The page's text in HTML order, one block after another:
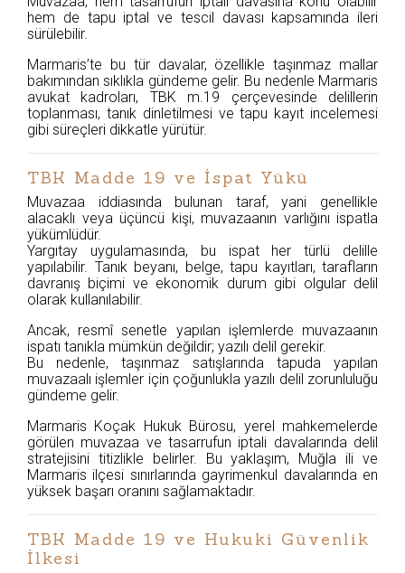
hem de tapu iptal ve tescil davası kapsamında ileri
sürülebilir.
Marmaris’te bu tür davalar, özellikle taşınmaz mallar
bakımından sıklıkla gündeme gelir. Bu nedenle Marmaris
avukat kadroları, TBK m.19 çerçevesinde delillerin
toplanması, tanık dinletilmesi ve tapu kayıt incelemesi
gibi süreçleri dikkatle yürütür.
TBK Madde 19 ve İspat Yükü
Muvazaa iddiasında bulunan taraf, yani genellikle
alacaklı veya üçüncü kişi, muvazaanın varlığını ispatla
yükümlüdür.
Yargıtay uygulamasında, bu ispat her türlü delille
yapılabilir. Tanık beyanı, belge, tapu kayıtları, tarafların
davranış biçimi ve ekonomik durum gibi olgular delil
olarak kullanılabilir.
Ancak, resmî senetle yapılan işlemlerde muvazaanın
ispatı tanıkla mümkün değildir; yazılı delil gerekir.
Bu nedenle, taşınmaz satışlarında tapuda yapılan
muvazaalı işlemler için çoğunlukla yazılı delil zorunluluğu
gündeme gelir.
Marmaris Koçak Hukuk Bürosu, yerel mahkemelerde
görülen muvazaa ve tasarrufun iptali davalarında delil
stratejisini titizlikle belirler. Bu yaklaşım, Muğla ili ve
Marmaris ilçesi sınırlarında gayrimenkul davalarında en
yüksek başarı oranını sağlamaktadır.
TBK Madde 19 ve Hukuki Güvenlik
İlkesi